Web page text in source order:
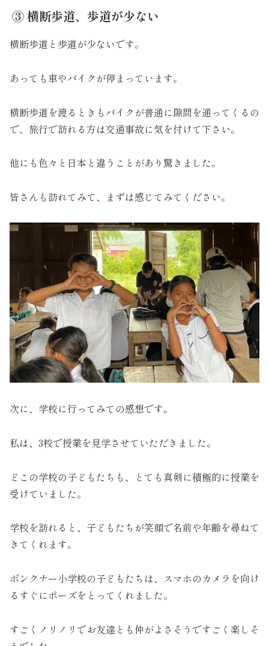
③ 横断歩道、歩道が少ない
横断歩道と歩道が少ないです。
あっても車やバイクが停まっています。
横断歩道を渡るときもバイクが普通に隙間を通ってくるの
で、旅行で訪れる方は交通事故に気を付けて下さい。
他にも色々と日本と違うことがあり驚きました。
皆さんも訪れてみて、まずは感じてみてください。
次に、学校に行ってみての感想です。
私は、3校で授業を見学させていただきました。
どこの学校の子どもたちも、とても真剣に積極的に授業を
受けていました。
学校を訪れると、子どもたちが笑顔で名前や年齢を尋ねて
きてくれます。
ボンクナー小学校の子どもたちは、スマホのカメラを向け
るすぐにポーズをとってくれました。
すごくノリノリでお友達とも仲がよさそうですごく楽しそ